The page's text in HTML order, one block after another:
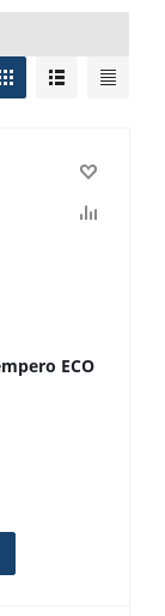
ECO